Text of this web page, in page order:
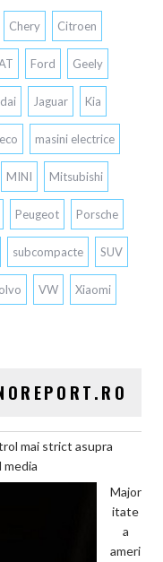
Chery Citroen
Ford Geely
Jaguar Kia
masini electrice
MINI Mitsubishi
Peugeot Porsche
subcompacte SUV
VW Xiaomi
mai strict asupra
media
Major
itate
a
ameri